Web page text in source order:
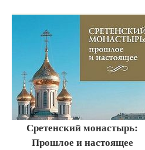
Сретенский монастырь:
Прошлое и настоящее